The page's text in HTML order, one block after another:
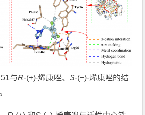
与R-(+)-烯康唑、S-(−)-烯康唑的结